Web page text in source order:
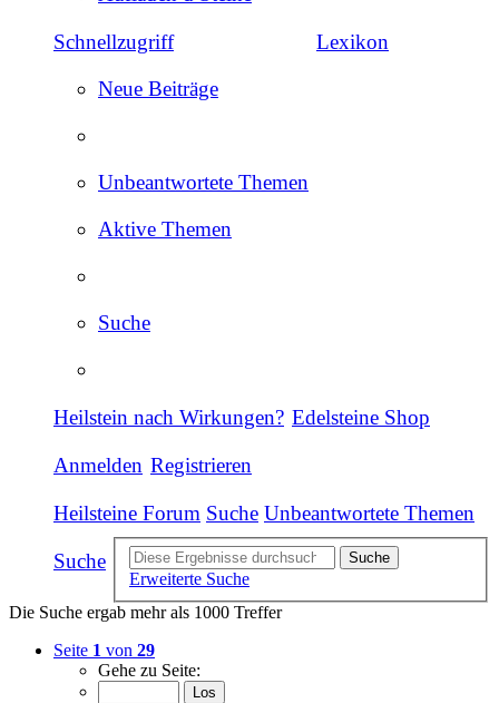
Schnellzugriff
Neue Beiträge
Unbeantwortete Themen
Aktive Themen
Suche
Lexikon
Heilstein nach Wirkungen? Edelsteine Shop
Anmelden Registrieren
Heilsteine Forum Suche Unbeantwortete Themen
Suche Suche
Erweiterte Suche
Die Suche ergab mehr als 1000 Treffer
Seite 1 von 29
Gehe zu Seite: